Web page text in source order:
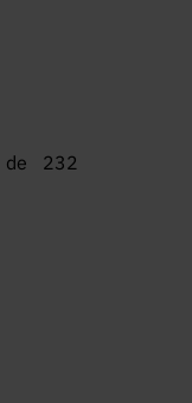
de 232